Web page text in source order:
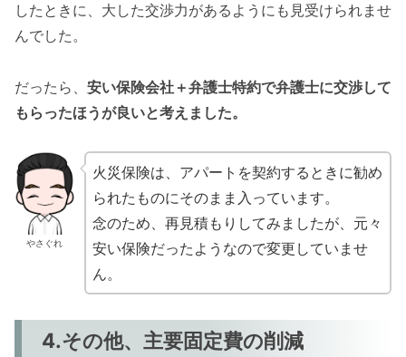
したときに、大した交渉力があるようにも見受けられませ
んでした。
だったら、 安い保険会社＋弁護士特約で弁護士に交渉して
もらったほうが良いと考えました。
やさぐれ
火災保険は、アパートを契約するときに勧め
られたものにそのまま入っています。
念のため、再見積もりしてみましたが、元々
安い保険だったようなので変更していませ
ん。
4.その他、主要固定費の削減